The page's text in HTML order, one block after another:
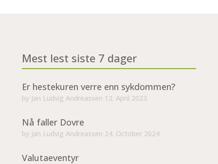
Mest lest siste 7 dager
Er hestekuren verre enn sykdommen?
by Jan Ludvig Andreassen 12. April 2023
Nå faller Dovre
by Jan Ludvig Andreassen 24. October 2024
Valutaeventyr